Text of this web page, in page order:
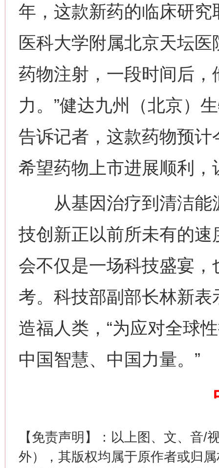
年，这款新药的临床研
医科大学附属北京天坛
药物注射，一段时间后
力。”健达九州（北京）
告诉记者，这款药物预
希望药物上市进展顺利
从基因治疗到清洁能
技创新正以前所未有的
会不仅是一场科技盛宴
考。科技部副部长林新
造福人类，“为应对全球
中国智慧、中国力量。”
【免责声明】：以上图、文、音/
外），其版权均属于原作者或归
这是一记警钟！ 谢